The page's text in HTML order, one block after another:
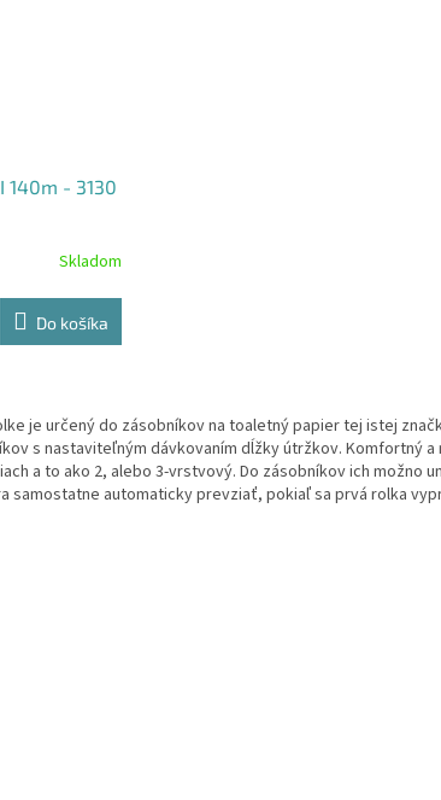
140m - 3130
Skladom
Do košíka
l
á
d
a
je určený do zásobníkov na toaletný papier tej istej
s nastaviteľným dávkovaním dĺžky útržkov. Komfortný
a to ako 2, alebo 3-vrstvový. Do zásobníkov ich možno
samostatne automaticky prevziať, pokiaľ sa prvá rolka